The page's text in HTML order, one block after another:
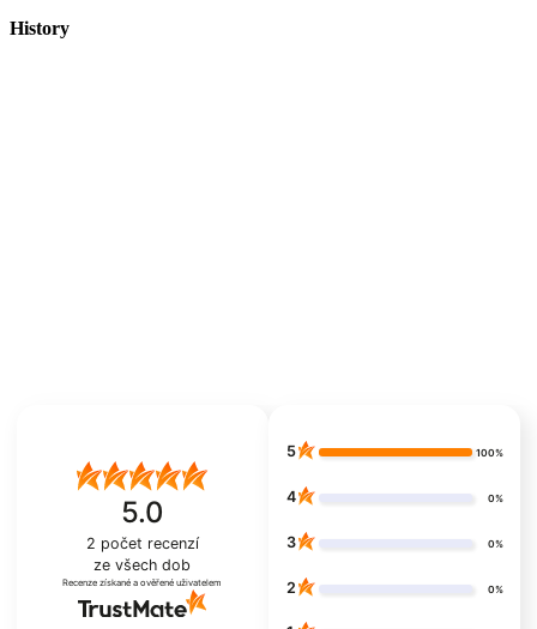
History
5.0
2 počet recenzí
ze všech dob
Recenze získané a ověřené uživatelem
5 100%
4 0%
3 0%
2 0%